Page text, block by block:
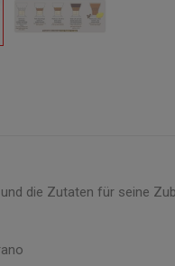
die Zutaten für seine